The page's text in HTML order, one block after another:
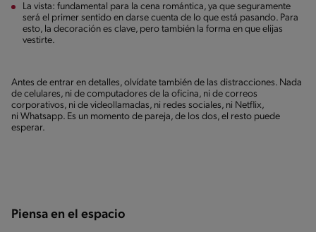
La vista: fundamental para la cena romántica, ya que seguramente
será el primer sentido en darse cuenta de lo que está pasando. Para
esto, la decoración es clave, pero también la forma en que elijas
vestirte.
Antes de entrar en detalles, olvídate también de las distracciones. Nada
de celulares, ni de computadores de la oficina, ni de correos
corporativos, ni de videollamadas, ni redes sociales, ni Netflix,
ni Whatsapp. Es un momento de pareja, de los dos, el resto puede
esperar.
Piensa en el espacio